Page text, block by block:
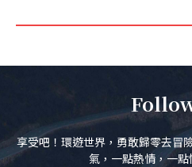
享受吧！環遊世界，勇敢歸零去冒
氣，一點熱情，一